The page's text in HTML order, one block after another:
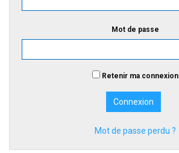
Mot de passe
Retenir ma connexion
Mot de passe perdu ?